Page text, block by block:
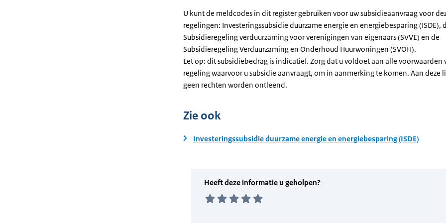
U kunt de meldcodes in dit register gebruiken voor uw subsidieaanvraag voor
regelingen: Investeringssubsidie duurzame energie en energiebesparing (ISDE),
Subsidieregeling verduurzaming voor verenigingen van eigenaars (SVVE) en de
Subsidieregeling Verduurzaming en Onderhoud Huurwoningen (SVOH).
Let op: dit subsidiebedrag is indicatief. Zorg dat u voldoet aan alle voorwaarden
regeling waarvoor u subsidie aanvraagt, om in aanmerking te komen. Aan deze
geen rechten worden ontleend.
Zie ook
Investeringssubsidie duurzame energie en energiebesparing (ISDE)